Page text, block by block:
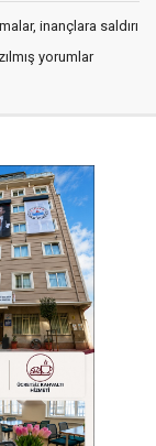
inançlara saldırı
yorumlar